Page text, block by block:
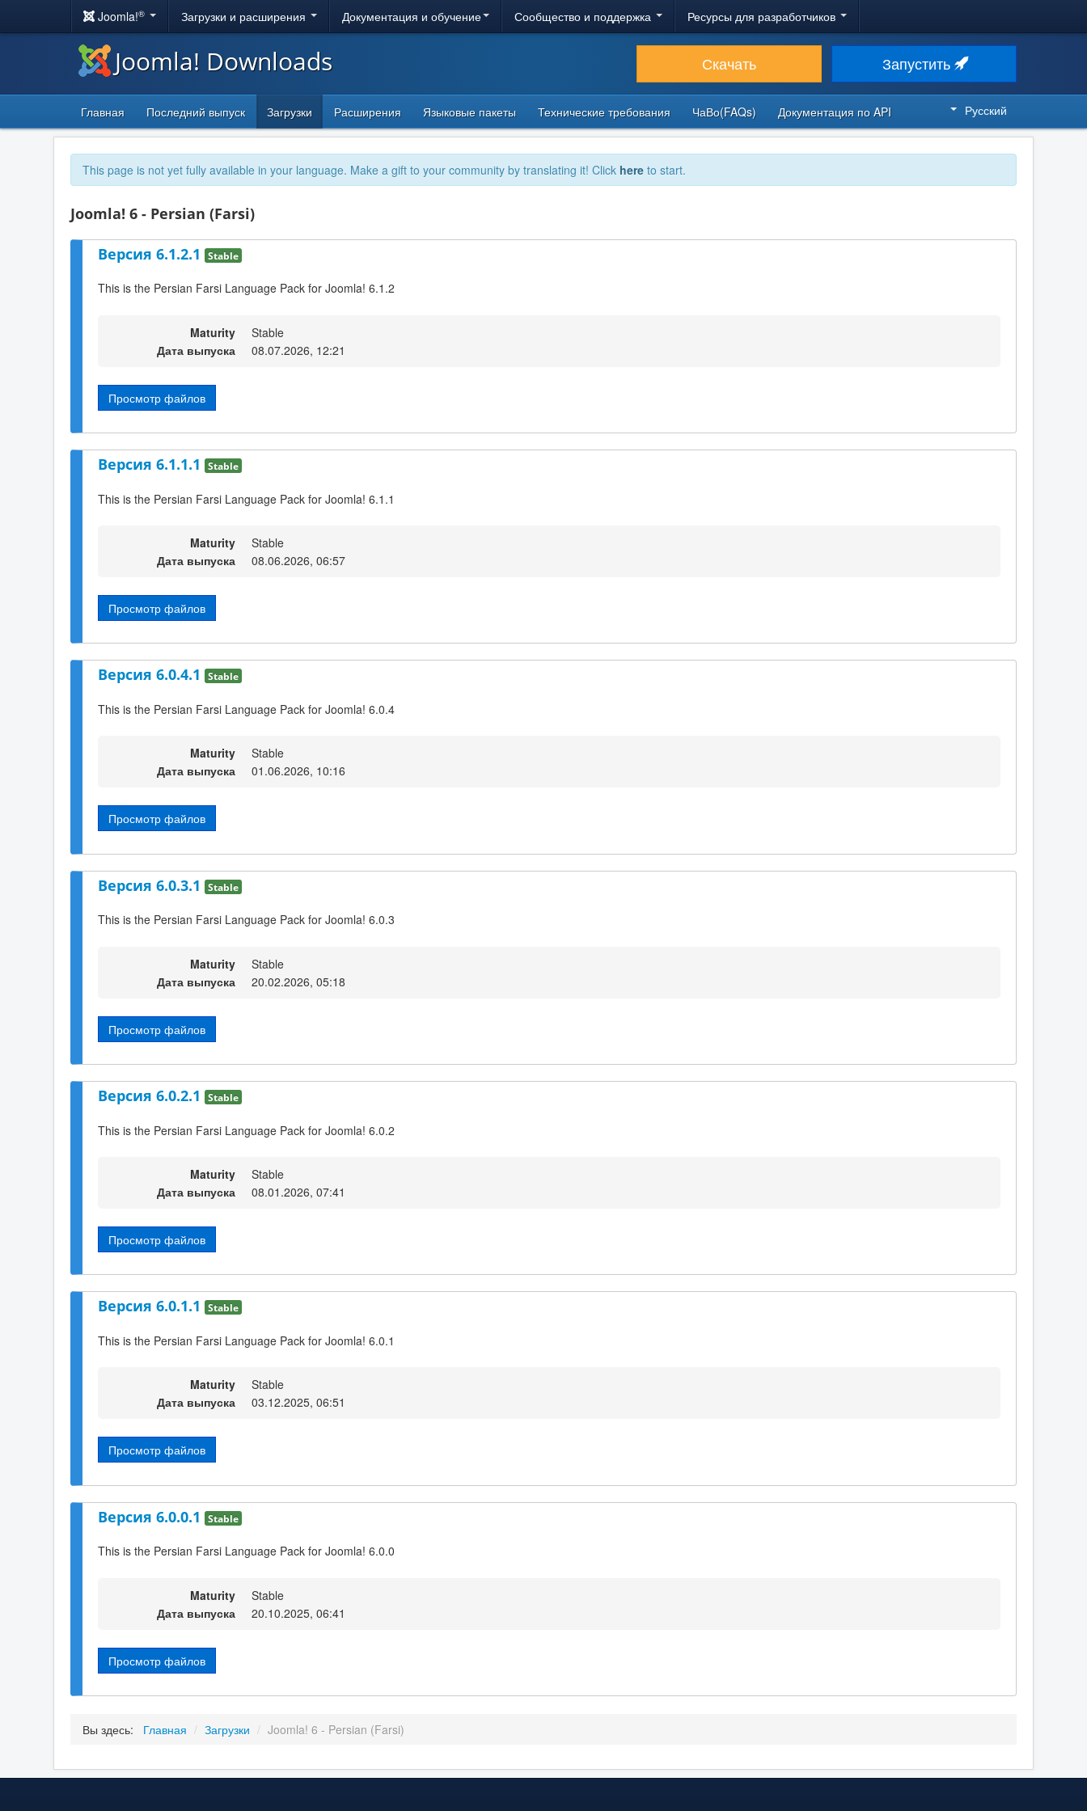
Joomla!® Загрузки и расширения Документация и обучение Сообщество и поддержка Ресурсы для разработчиков
Joomla! Downloads Скачать Запустить
Главная Последний выпуск Загрузки Расширения Языковые пакеты Технические требования ЧаВо(FAQs) Документация по API Русский
This page is not yet fully available in your language. Make a gift to your community by translating it! Click here to start.
Joomla! 6 - Persian (Farsi)
Версия 6.1.2.1 Stable
This is the Persian Farsi Language Pack for Joomla! 6.1.2
Maturity
Stable
Дата выпуска
08.07.2026, 12:21
Просмотр файлов
Версия 6.1.1.1 Stable
This is the Persian Farsi Language Pack for Joomla! 6.1.1
Maturity
Stable
Дата выпуска
08.06.2026, 06:57
Просмотр файлов
Версия 6.0.4.1 Stable
This is the Persian Farsi Language Pack for Joomla! 6.0.4
Maturity
Stable
Дата выпуска
01.06.2026, 10:16
Просмотр файлов
Версия 6.0.3.1 Stable
This is the Persian Farsi Language Pack for Joomla! 6.0.3
Maturity
Stable
Дата выпуска
20.02.2026, 05:18
Просмотр файлов
Версия 6.0.2.1 Stable
This is the Persian Farsi Language Pack for Joomla! 6.0.2
Maturity
Stable
Дата выпуска
08.01.2026, 07:41
Просмотр файлов
Версия 6.0.1.1 Stable
This is the Persian Farsi Language Pack for Joomla! 6.0.1
Maturity
Stable
Дата выпуска
03.12.2025, 06:51
Просмотр файлов
Версия 6.0.0.1 Stable
This is the Persian Farsi Language Pack for Joomla! 6.0.0
Maturity
Stable
Дата выпуска
20.10.2025, 06:41
Просмотр файлов
Вы здесь: Главная / Загрузки / Joomla! 6 - Persian (Farsi)